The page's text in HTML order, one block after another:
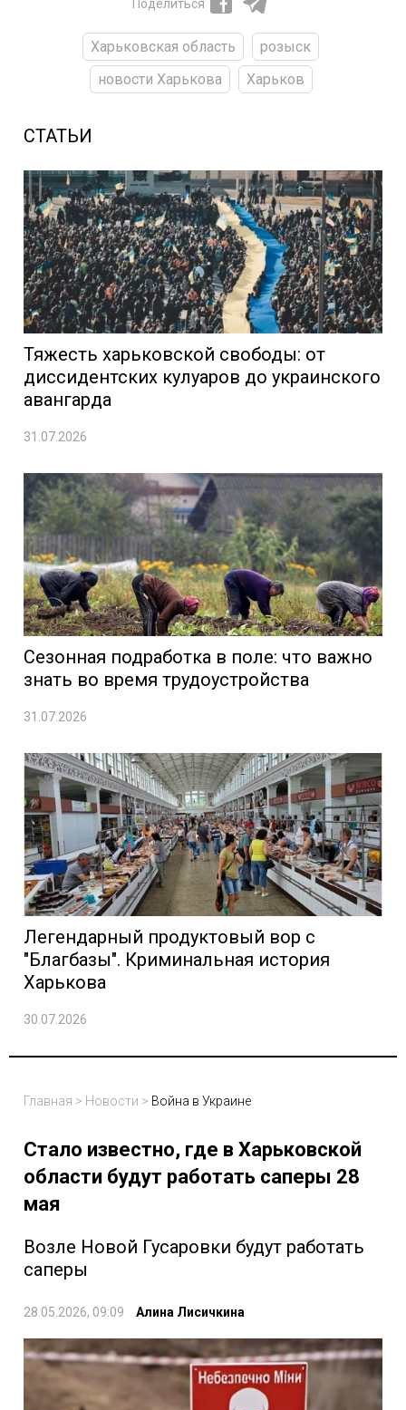
Поделиться
Харьковская область
розыск
новости Харькова
Харьков
СТАТЬИ
Тяжесть харьковской свободы: от
диссидентских кулуаров до украинского
авангарда
31.07.2026
Сезонная подработка в поле: что важно
знать во время трудоустройства
31.07.2026
Легендарный продуктовый вор с
"Благбазы". Криминальная история
Харькова
30.07.2026
Главная > Новости > Война в Украине
Стало известно, где в Харьковской
области будут работать саперы 28
мая
Возле Новой Гусаровки будут работать
саперы
28.05.2026, 09:09 Алина Лисичкина